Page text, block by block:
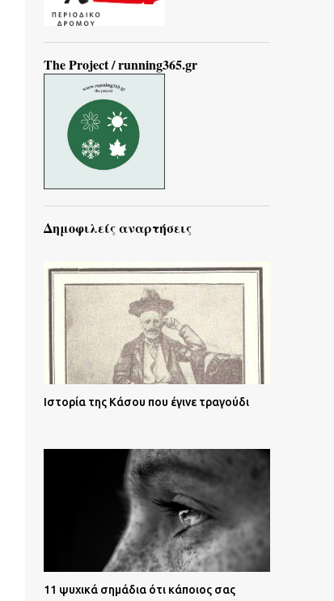
The Project / running365.gr
Δημοφιλείς αναρτήσεις
Ιστορία της Κάσου που έγινε τραγούδι
11 ψυχικά σημάδια ότι κάποιος σας